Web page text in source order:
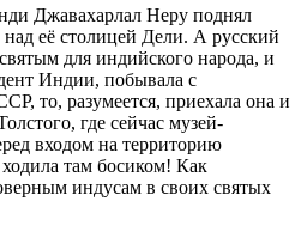
Джавахарлал Неру поднял
её столицей Дели. А русский
для индийского народа, и
Индии, побывала с
то, разумеется, приехала она и
где сейчас музей-
входом на территорию
там босиком! Как
индусам в своих святых